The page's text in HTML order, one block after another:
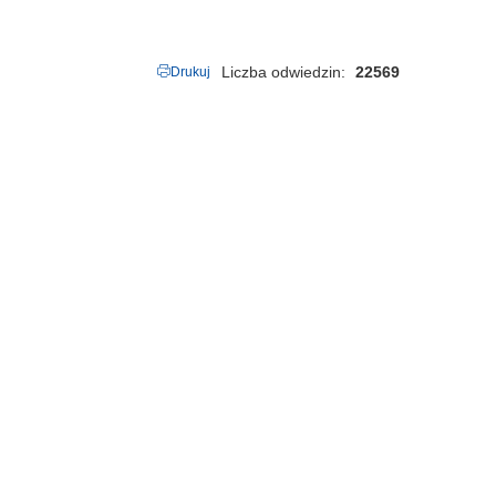
Drukuj Liczba odwiedzin 22569